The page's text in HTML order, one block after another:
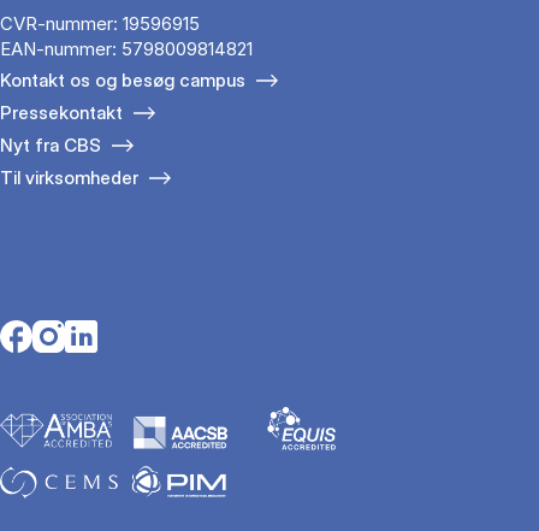
CVR-nummer: 19596915
EAN-nummer: 5798009814821
Kontakt os og besøg campus
Pressekontakt
Nyt fra CBS
Til virksomheder
Opens in a new tab
Opens in a new tab
Opens in a new tab